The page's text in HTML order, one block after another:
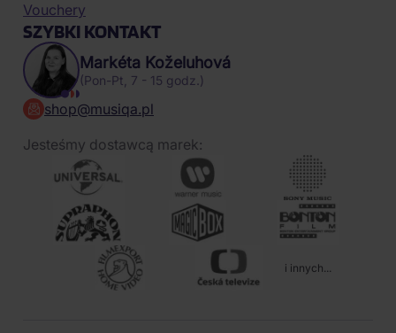
Vouchery
SZYBKI KONTAKT
Markéta Koželuhová
(Pon-Pt, 7 - 15 godz.)
shop@musiqa.pl
Jesteśmy dostawcą marek:
i innych...